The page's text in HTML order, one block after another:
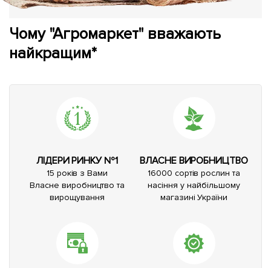
Чому "Агромаркет" вважають
найкращим*
ЛІДЕРИ РИНКУ №1
15 років з Вами
Власне виробництво та
вирощування
ВЛАСНЕ ВИРОБНИЦТВО
16000 сортів рослин та
насіння у найбільшому
магазині України